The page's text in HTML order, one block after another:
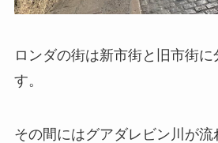
ロンダの街は新市街と旧市街に
す。
その間にはグアダレビン川が流